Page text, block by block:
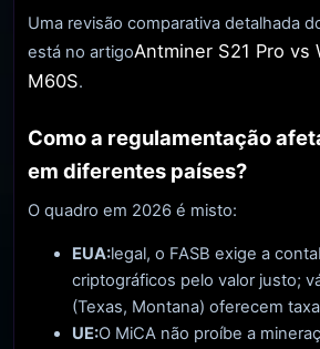
Uma revisão comparativa detalhada
está no artigoAntminer S21 Pro vs
M60S.
Como a regulamentação
em diferentes países?
O quadro em 2026 é misto:
EUA:legal, o FASB exige a
criptográficos pelo valor justo;
(Texas, Montana) oferecem
UE:O MiCA não proíbe a